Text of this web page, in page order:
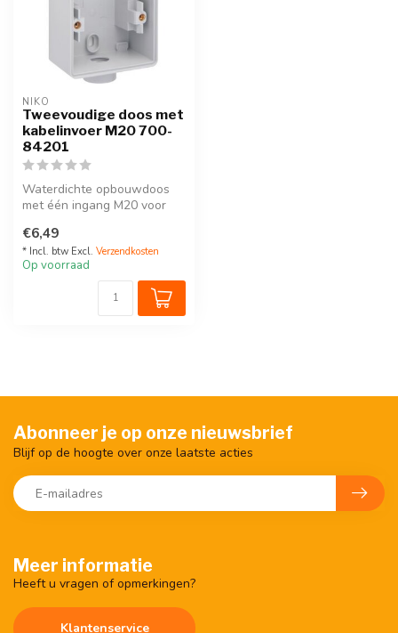
NIKO
Tweevoudige doos met
kabelinvoer M20 700-
84201
Waterdichte opbouwdoos
met één ingang M20 voor
functies
R...
€6,49
* Incl. btw Excl. Verzendkosten
Op voorraad
Meer informatie
Heeft u vragen of opmerkingen?
Klantenservice
Abonneer je op onze nieuwsbrief
Blijf op de hoogte over onze laatste acties